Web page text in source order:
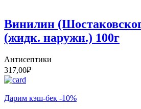
Винилин
(жидк. наружн.) 100г
Антисептики
317,00₽
Дарим кэш-бек -10%